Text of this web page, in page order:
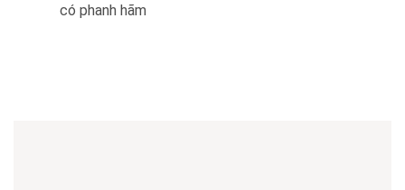
có phanh hãm